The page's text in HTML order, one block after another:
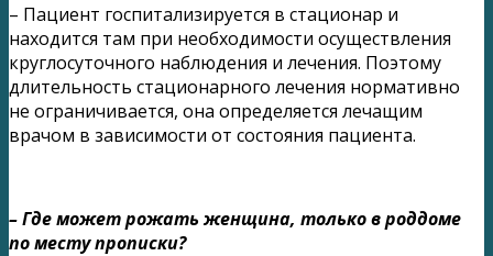
– Пациент госпитализируется в стационар и
находится там при необходимости осуществления
круглосуточного наблюдения и лечения. Поэтому
длительность стационарного лечения нормативно
не ограничивается, она определяется лечащим
врачом в зависимости от состояния пациента.
– Где может рожать женщина, только в роддоме
по месту прописки?